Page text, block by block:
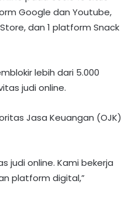
Google dan Youtube,
dan 1 platform Snack
lebih dari 5.000
judi online.
Jasa Keuangan (OJK)
judi online. Kami bekerja
platform digital,”